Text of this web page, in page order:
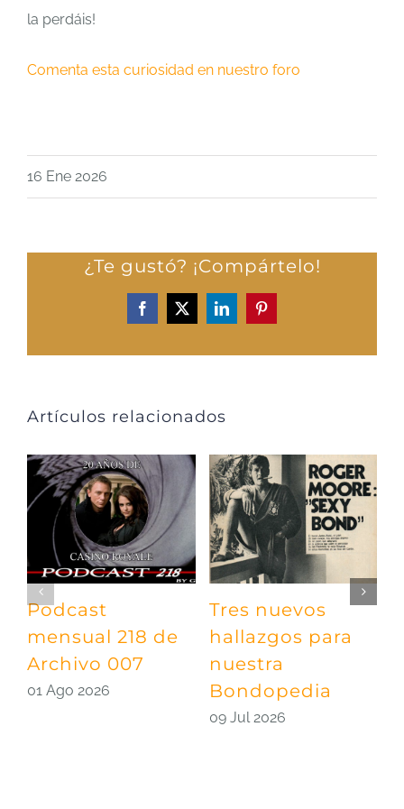
la perdáis!
Comenta esta curiosidad en nuestro foro
16 Ene 2026
¿Te gustó? ¡Compártelo!
Facebook
X LinkedInPinterest
Artículos relacionados
Podcast
mensual 218 de
Archivo 007
01 Ago 2026
Tres nuevos
hallazgos para
nuestra
Bondopedia
09 Jul 2026